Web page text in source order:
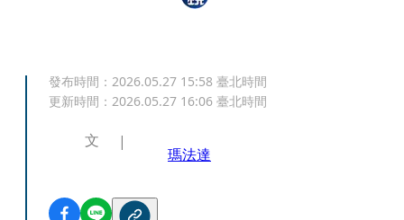
發布時間： 2026.05.27 15:58 臺北時間
更新時間： 2026.05.27 16:06 臺北時間
文
瑪法達